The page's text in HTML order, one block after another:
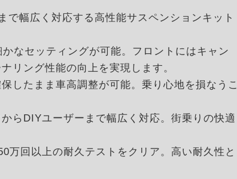
幅広く対応する高性能サスペンションキット
なセッティングが可能。フロントにはキャン
リング性能の向上を実現します。
したまま車高調整が可能。乗り心地を損なうこ
らDIYユーザーまで幅広く対応。街乗りの快適
万回以上の耐久テストをクリア。高い耐久性と